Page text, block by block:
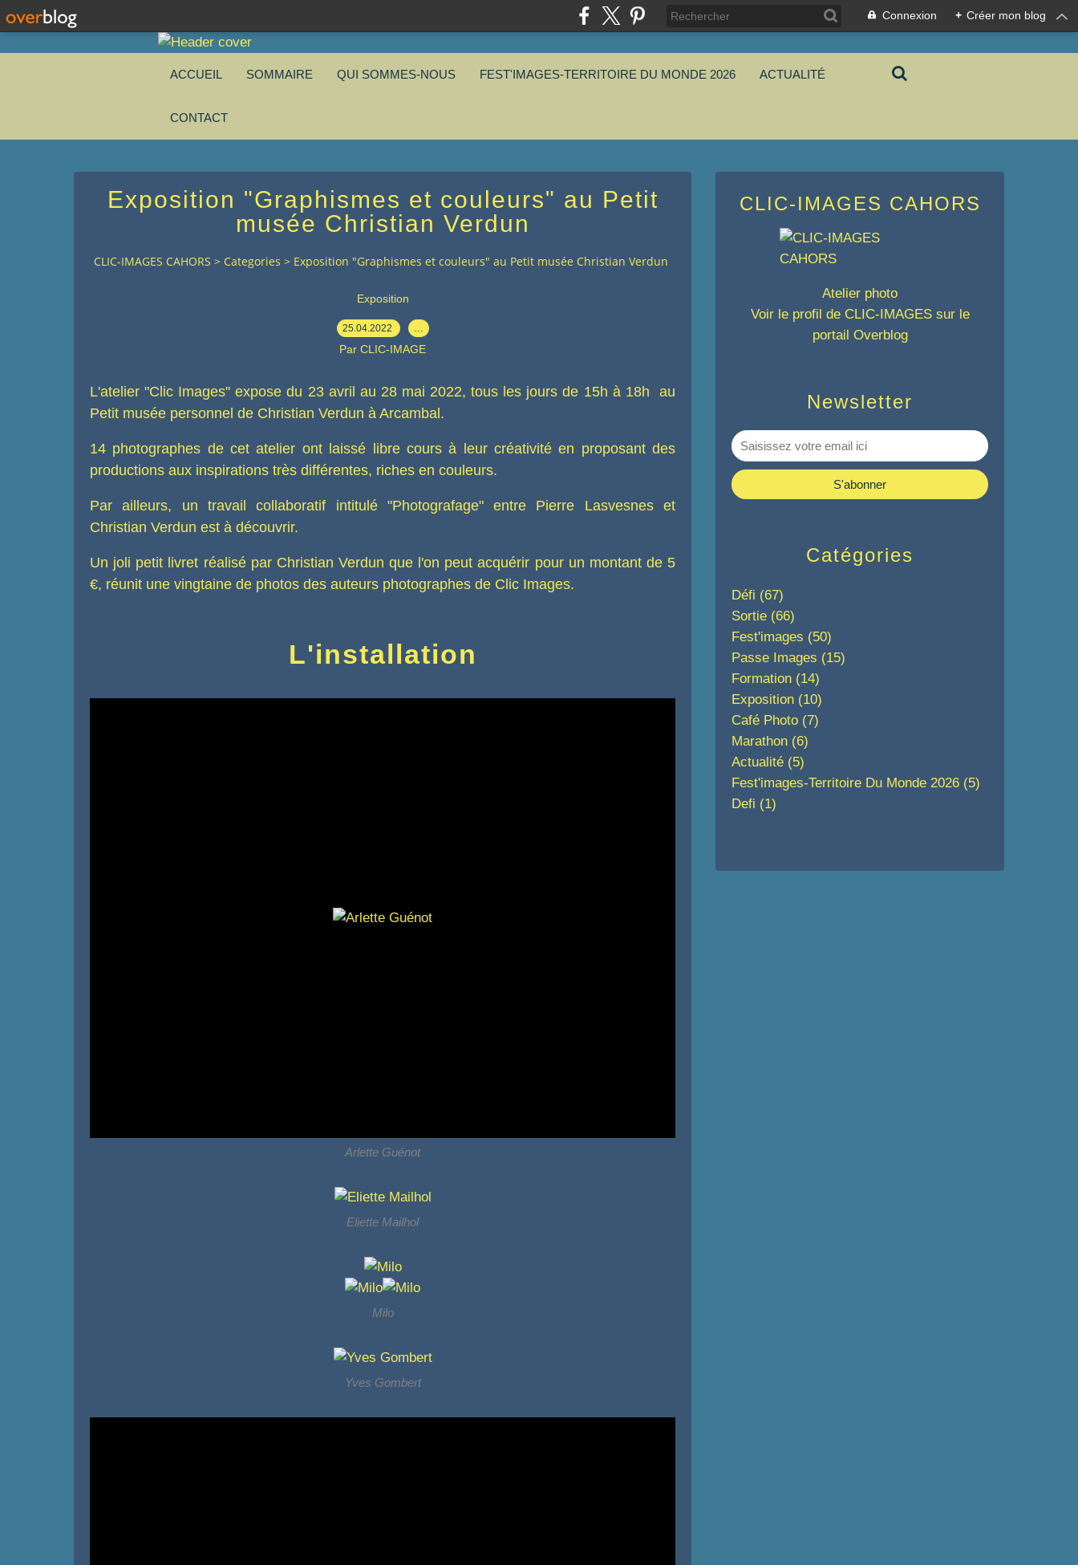
Connexion + Créer mon blog
ACCUEIL SOMMAIRE QUI SOMMES-NOUS FEST'IMAGES-TERRITOIRE DU MONDE 2026 ACTUALITÉ
CONTACT
Exposition "Graphismes et couleurs" au Petit
musée Christian Verdun
CLIC-IMAGES CAHORS > Categories > Exposition "Graphismes et couleurs" au Petit musée Christian Verdun
Exposition
25.04.2022
Par CLIC-IMAGE
L'atelier "Clic Images" expose du 23 avril au 28 mai 2022, tous les jours de 15h à 18h au
Petit musée personnel de Christian Verdun à Arcambal.
14 photographes de cet atelier ont laissé libre cours à leur créativité en proposant des
productions aux inspirations très différentes, riches en couleurs.
Par ailleurs, un travail collaboratif intitulé "Photografage" entre Pierre Lasvesnes et
Christian Verdun est à découvrir.
Un joli petit livret réalisé par Christian Verdun que l'on peut acquérir pour un montant de 5
€, réunit une vingtaine de photos des auteurs photographes de Clic Images.
L'installation
Arlette Guénot
Eliette Mailhol
Milo
Yves Gombert
Newsletter
Catégories
Défi (67)
Sortie (66)
Fest'images (50)
Passe Images (15)
Formation (14)
Exposition (10)
Café Photo (7)
Marathon (6)
Actualité (5)
Fest'images-Territoire Du Monde 2026 (5)
Defi (1)
CLIC-IMAGES CAHORS
Atelier photo
Voir le profil de CLIC-IMAGESsur le
portail Overblog